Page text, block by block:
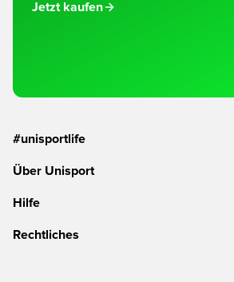
Jetzt kaufen
#unisportlife
Über Unisport
Hilfe
Rechtliches